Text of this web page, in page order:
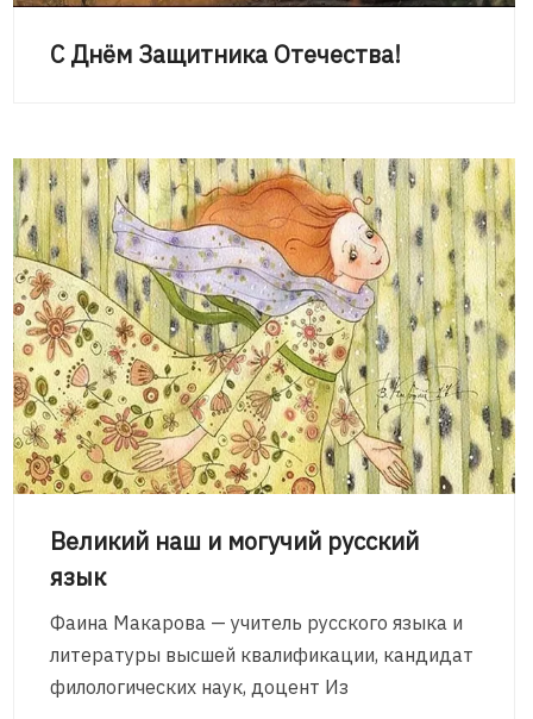
С Днём Защитника Отечества!
Великий наш и могучий русский
язык
Фаина Макарова — учитель русского языка и
литературы высшей квалификации, кандидат
филологических наук, доцент Из